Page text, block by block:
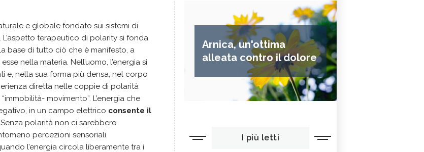
e globale fondato sui sistemi di
terapeutico di polarity si fonda
base di tutto ciò che è manifesto, a
nella materia. Nell’uomo, l’energia si
e, nella sua forma più densa, nel corpo
diretta nelle coppie di polarità
movimento”. L’energia che
in un campo elettrico consente il
polarità non ci sarebbero
percezioni sensoriali.
l’energia circola liberamente tra i
Arnica, un'ottima
alleata contro il dolore
I più letti